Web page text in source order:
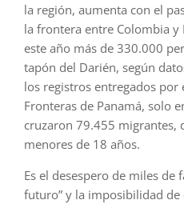
la región, aumenta con el
la frontera entre Colombia y
este año más de 330.000
tapón del Darién, según
los registros entregados por
Fronteras de Panamá, solo
cruzaron 79.455 migrantes,
menores de 18 años.
Es el desespero de miles de
futuro” y la imposibilidad de